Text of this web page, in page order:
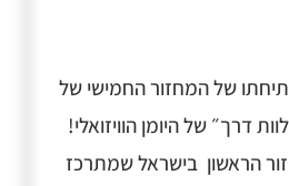
של המחזור החמישי של
דרך״ של היומן הוויזואלי!
הראשון בישראל שמתרכז